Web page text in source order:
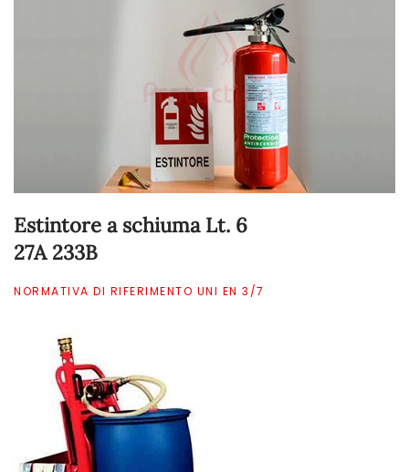
Estintore a schiuma Lt. 6
27A 233B
NORMATIVA DI RIFERIMENTO UNI EN 3/7